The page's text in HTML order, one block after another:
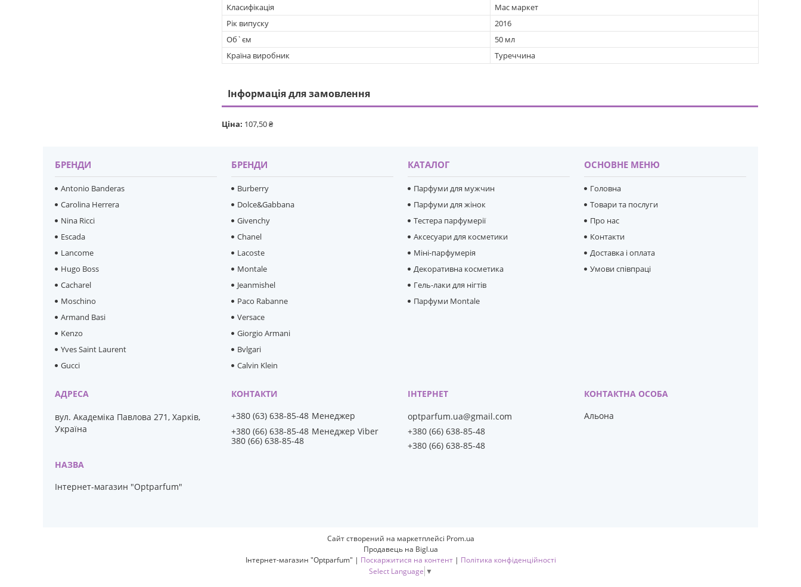
Класифікація
Мас маркет
Рік випуску
2016
Об`єм
50 мл
Країна виробник
Туреччина
Інформація для замовлення
Ціна: 107,50 ₴
БРЕНДИ
Antonio Banderas
Carolina Herrera
Nina Ricci
Escada
Lancome
Hugo Boss
Cacharel
Moschino
Armand Basi
Kenzo
Yves Saint Laurent
Gucci
БРЕНДИ
Burberry
Dolce&Gabbana
Givenchy
Chanel
Lacoste
Montale
Jeanmishel
Paco Rabanne
Versace
Giorgio Armani
Bvlgari
Calvin Klein
КАТАЛОГ
Парфуми для мужчин
Парфуми для жінок
Тестера парфумерії
Аксесуари для косметики
Міні-парфумерія
Декоративна косметика
Гель-лаки для нігтів
Парфуми Montale
ОСНОВНЕ МЕНЮ
Головна
Товари та послуги
Про нас
Контакти
Доставка і оплата
Умови співпраці
вул. Академіка Павлова 271, Харків,
Україна
Інтернет-магазин "Optparfum"
+380 (63) 638-85-48 Менеджер
+380 (66) 638-85-48 Менеджер Viber
380 (66) 638-85-48
optparfum.ua@gmail.com
+380 (66) 638-85-48
+380 (66) 638-85-48
Альона
Сайт створений на маркетплейсі Prom.ua
Продавець на Bigl.ua
Інтернет-магазин "Optparfum" | Поскаржитися на контент | Політика конфіденційності
Select Language ▼